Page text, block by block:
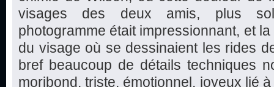
visages des deux amis, plus
photogramme était impressionnant, et
du visage où se dessinaient les rides
bref beaucoup de détails techniques
moribond, triste, émotionnel, joyeux lié à